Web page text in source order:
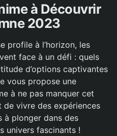
à Découvrir
2023
profile à l’horizon, les
face à un défi : quels
d’options captivantes
vous propose une
à ne pas manquer cet
de vivre des expériences
à plonger dans des
univers fascinants !